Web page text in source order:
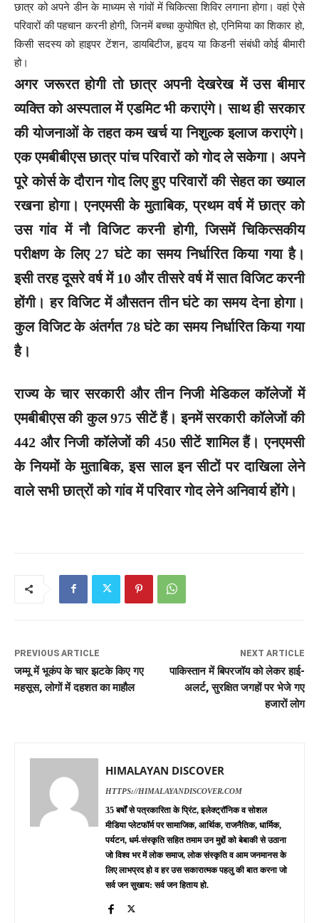
छात्र को अपने डीन के माध्यम से गांवों में चिकित्सा शिविर लगाना होगा। वहां ऐसे
परिवारों की पहचान करनी होगी, जिनमें बच्चा कुपोषित हो, एनिमिया का शिकार हो,
किसी सदस्य को हाइपर टेंशन, डायबिटीज, हृदय या किडनी संबंधी कोई बीमारी
हो।
अगर जरूरत होगी तो छात्र अपनी देखरेख में उस बीमार
व्यक्ति को अस्पताल में एडमिट भी कराएंगे। साथ ही सरकार
की योजनाओं के तहत कम खर्च या निशुल्क इलाज कराएंगे।
एक एमबीबीएस छात्र पांच परिवारों को गोद ले सकेगा। अपने
पूरे कोर्स के दौरान गोद लिए हुए परिवारों की सेहत का ख्याल
रखना होगा। एनएमसी के मुताबिक, प्रथम वर्ष में छात्र को
उस गांव में नौ विजिट करनी होगी, जिसमें चिकित्सकीय
परीक्षण के लिए 27 घंटे का समय निर्धारित किया गया है।
इसी तरह दूसरे वर्ष में 10 और तीसरे वर्ष में सात विजिट करनी
होंगी। हर विजिट में औसतन तीन घंटे का समय देना होगा।
कुल विजिट के अंतर्गत 78 घंटे का समय निर्धारित किया गया
है।
राज्य के चार सरकारी और तीन निजी मेडिकल कॉलेजों में
एमबीबीएस की कुल 975 सीटें हैं। इनमें सरकारी कॉलेजों की
442 और निजी कॉलेजों की 450 सीटें शामिल हैं। एनएमसी
के नियमों के मुताबिक, इस साल इन सीटों पर दाखिला लेने
वाले सभी छात्रों को गांव में परिवार गोद लेने अनिवार्य होंगे।
PREVIOUS ARTICLE
जम्मू में भूकंप के चार झटके किए गए
महसूस, लोगों में दहशत का माहौल
NEXT ARTICLE
पाकिस्तान में बिपरजॉय को लेकर हाई-
अलर्ट, सुरक्षित जगहों पर भेजे गए
हजारों लोग
HIMALAYAN DISCOVER
HTTPS://HIMALAYANDISCOVER.COM
35 बर्षों से पत्रकारिता के प्रिंट, इलेक्ट्रॉनिक व सोशल
मीडिया प्लेटफॉर्म पर सामाजिक, आर्थिक, राजनैतिक, धार्मिक,
पर्यटन, धर्म-संस्कृति सहित तमाम उन मुद्दों को बेबाकी से उठाना
जो विश्व भर में लोक समाज, लोक संस्कृति व आम जनमानस के
लिए लाभप्रद हो व हर उस सकारात्मक पहलु की बात करना जो
सर्व जन सुखाय: सर्व जन हिताय हो.